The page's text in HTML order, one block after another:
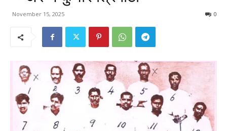
November 15, 2025 0